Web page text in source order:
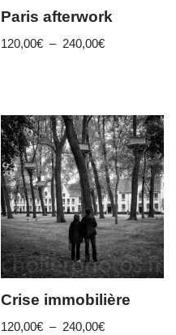
Paris afterwork
120,00€ – 240,00€
Crise immobilière
120,00€ – 240,00€